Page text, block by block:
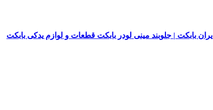
ایران بابکت | جلوبند مینی لودر بابکت قطعات و لوازم یدکی بابکت